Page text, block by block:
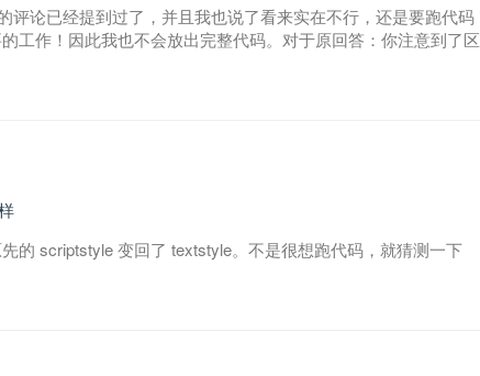
评论已经提到过了，并且我也说了看来实在不行，还是要跑代码
工作！因此我也不会放出完整代码。对于原回答：你注意到了区
的 scriptstyle 变回了 textstyle。不是很想跑代码，就猜测一下